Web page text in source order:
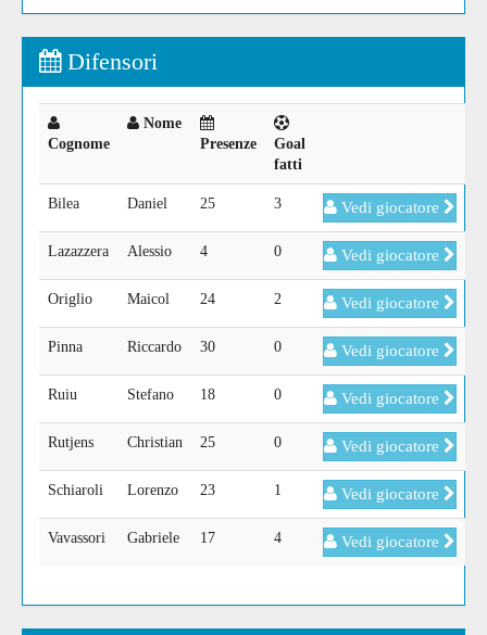
Difensori
Cognome
Nome
Presenze
Goal
fatti
Bilea Daniel 25 3 Vedi giocatore
Lazazzera Alessio 4 0 Vedi giocatore
Origlio Maicol 24 2 Vedi giocatore
Pinna Riccardo 30 0 Vedi giocatore
Ruiu Stefano 18 0 Vedi giocatore
Rutjens Christian 25 0 Vedi giocatore
Schiaroli Lorenzo 23 1 Vedi giocatore
Vavassori Gabriele 17 4 Vedi giocatore